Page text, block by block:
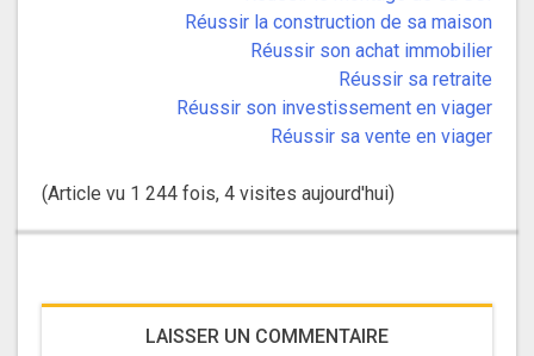
Réussir la construction de sa maison
Réussir son achat immobilier
Réussir sa retraite
Réussir son investissement en viager
Réussir sa vente en viager
(Article vu 1 244 fois, 4 visites aujourd'hui)
LAISSER UN COMMENTAIRE